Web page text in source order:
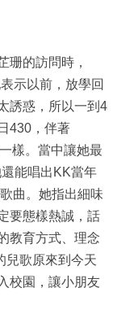
珊的訪問時，
示以前，放學回
誘惑，所以一到4
430，伴著
樣。當中讓她最
能唱出KK當年
曲。她指出細味
要態樣熱誠，話
教育方式、理念
兒歌原來到今天
校園，讓小朋友